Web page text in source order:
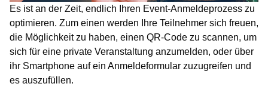
Es ist an der Zeit, endlich Ihren Event-Anmeldeprozess zu
optimieren. Zum einen werden Ihre Teilnehmer sich freuen,
die Möglichkeit zu haben, einen QR-Code zu scannen, um
sich für eine private Veranstaltung anzumelden, oder über
ihr Smartphone auf ein Anmeldeformular zuzugreifen und
es auszufüllen.